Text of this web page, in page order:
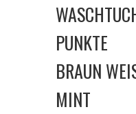
PUNKTE
BRAUN
MINT